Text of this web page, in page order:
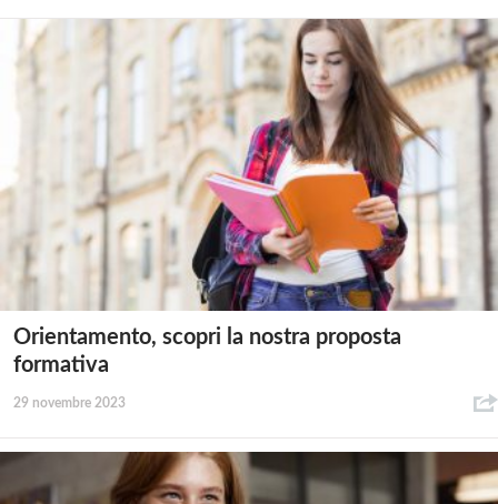
Orientamento, scopri la nostra proposta
formativa
29 novembre 2023